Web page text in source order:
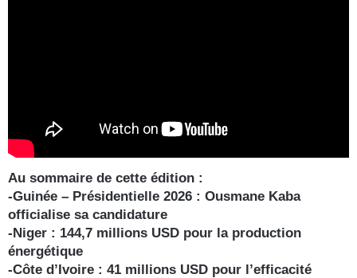
Au sommaire de cette édition :
-Guinée – Présidentielle 2026 : Ousmane Kaba
officialise sa candidature
-Niger : 144,7 millions USD pour la production
énergétique
-Côte d’Ivoire : 41 millions USD pour l’efficacité